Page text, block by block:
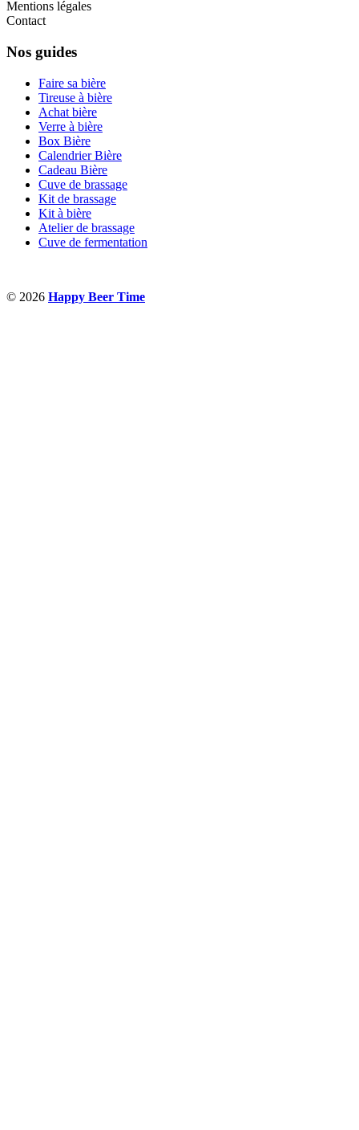
Mentions légales
Contact
Nos guides
Faire sa bière
Tireuse à bière
Achat bière
Verre à bière
Box Bière
Calendrier Bière
Cadeau Bière
Cuve de brassage
Kit de brassage
Kit à bière
Atelier de brassage
Cuve de fermentation
© 2026 Happy Beer Time